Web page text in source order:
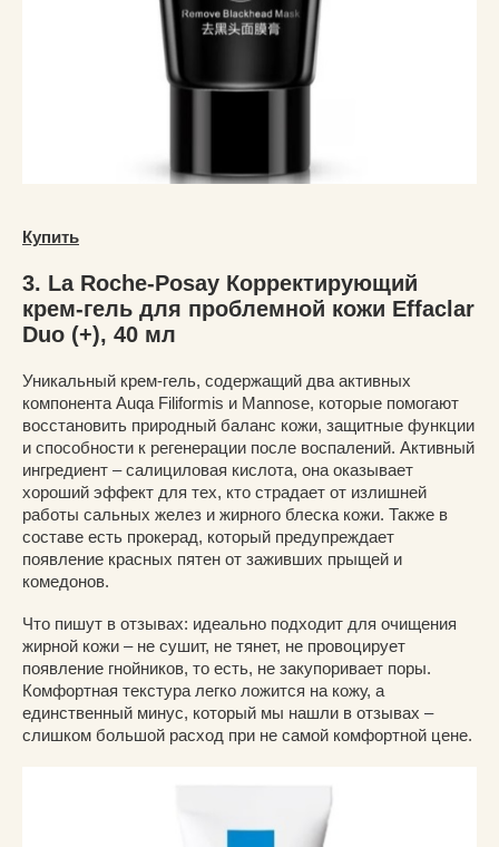
Купить
3. La Roche-Posay Корректирующий
крем-гель для проблемной кожи Effaclar
Duo (+), 40 мл
Уникальный крем-гель, содержащий два активных
компонента Auqa Filiformis и Mannose, которые помогают
восстановить природный баланс кожи, защитные функции
и способности к регенерации после воспалений. Активный
ингредиент – салициловая кислота, она оказывает
хороший эффект для тех, кто страдает от излишней
работы сальных желез и жирного блеска кожи. Также в
составе есть прокерад, который предупреждает
появление красных пятен от заживших прыщей и
комедонов.
Что пишут в отзывах: идеально подходит для очищения
жирной кожи – не сушит, не тянет, не провоцирует
появление гнойников, то есть, не закупоривает поры.
Комфортная текстура легко ложится на кожу, а
единственный минус, который мы нашли в отзывах –
слишком большой расход при не самой комфортной цене.